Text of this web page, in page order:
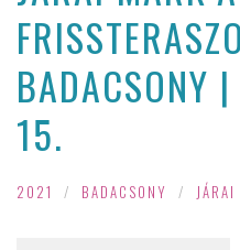
BADACSONY
15.
2021 / BADACSONY /